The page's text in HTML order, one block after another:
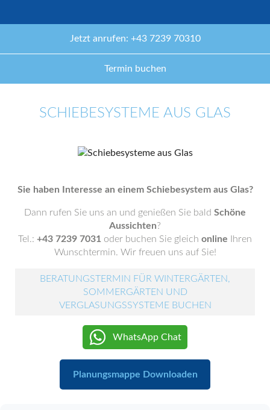
Jetzt anrufen: +43 7239 70310
Termin buchen
SCHIEBESYSTEME AUS GLAS
Sie haben Interesse an einem Schiebesystem aus Glas?
Dann rufen Sie uns an und genießen Sie bald Schöne
Aussichten?
Tel.: +43 7239 7031 oder buchen Sie gleich online Ihren
Wunschtermin. Wir freuen uns auf Sie!
BERATUNGSTERMIN FÜR WINTERGÄRTEN,
SOMMERGÄRTEN UND
VERGLASUNGSSYSTEME BUCHEN
WhatsApp Chat
Planungsmappe Downloaden